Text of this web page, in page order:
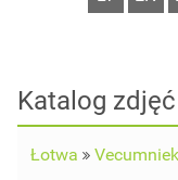
Katalog
Łotwa